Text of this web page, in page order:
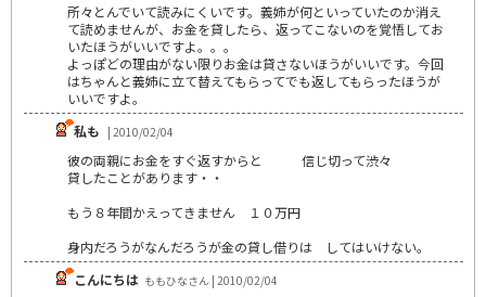
所々とんでいて読みにくいです。義姉が何といっていたのか消え
て読めませんが、お金を貸したら、返ってこないのを覚悟してお
いたほうがいいですよ。。。
よっぽどの理由がない限りお金は貸さないほうがいいです。今回
はちゃんと義姉に立て替えてもらってでも返してもらったほうが
いいですよ。
私も | 2010/02/04
彼の両親にお金をすぐ返すからと 信じ切って渋々
貸したことがあります・・
もう８年間かえってきません １０万円
身内だろうがなんだろうが金の貸し借りは してはいけない。
こんにちは ももひなさん | 2010/02/04